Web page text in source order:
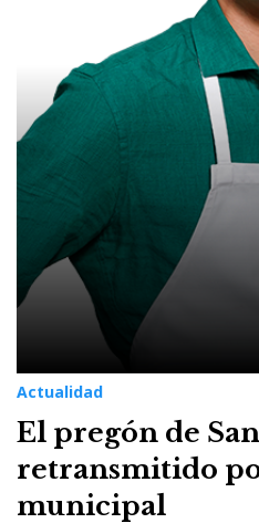
Actualidad
El pregón de
retransmitido
municipal